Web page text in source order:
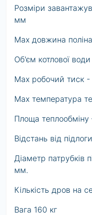
Розміри
мм
Max довжина
Об'єм котлової
Max робочий тиск -
Max температура
Площа теплообміну
Відстань від
Діаметр патрубків
мм.
Кількість дров на
Вага 160 кг